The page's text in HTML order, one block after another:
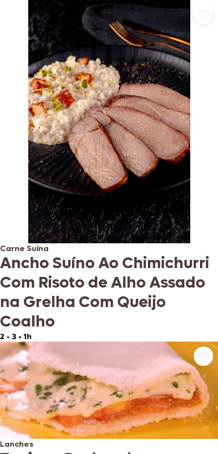
Carne Suína
Ancho Suíno Ao Chimichurri
Com Risoto de Alho Assado
na Grelha Com Queijo
Coalho
2 - 3 • 1h
Lanches